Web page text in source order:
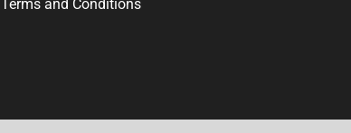
Terms and Conditions